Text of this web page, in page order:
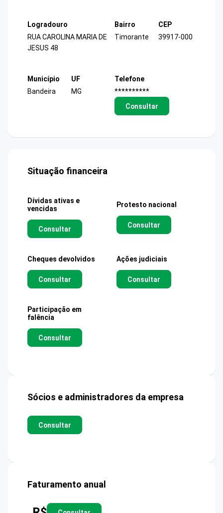
Logradouro
RUA CAROLINA MARIA DE
JESUS 48
Bairro
Timorante
CEP
39917-000
Município
Bandeira
UF
MG
Telefone
**********
Consultar
Situação financeira
Dívidas ativas e
vencidas
Consultar
Protesto nacional
Consultar
Cheques devolvidos
Consultar
Ações judiciais
Consultar
Participação em
falência
Consultar
Sócios e administradores da empresa
Consultar
Faturamento anual